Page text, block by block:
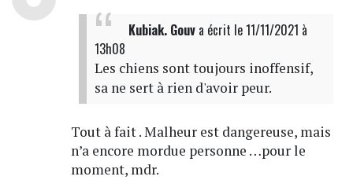
Kubiak. Gouva écrit le 11/11/2021 à
13h08
Les chiens sont toujours inoffensif,
sa ne sert à rien d'avoir peur.
Tout à fait . Malheur est dangereuse, mais
n’a encore mordue personne …pour le
moment, mdr.